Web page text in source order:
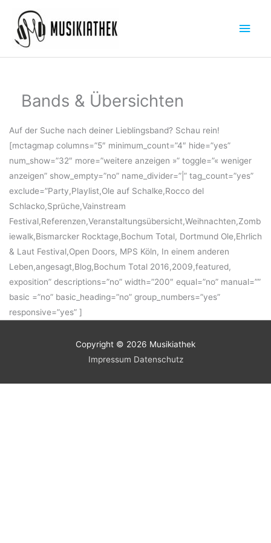
Inhalt
springen
Bands & Übersichten
Auf der Suche nach deiner Lieblingsband? Schau rein!
[mctagmap columns=”5″ minimum_count=”4″ hide=”yes”
num_show=”32″ more=”weitere anzeigen »” toggle=”« weniger
anzeigen” show_empty=”no” name_divider=”|” tag_count=”yes”
exclude=”Party,Playlist,Ole auf Schalke,Rocco del
Schlacko,Sprüche,Vainstream
Festival,Referenzen,Veranstaltungsübersicht,Weihnachten,Zomb
iewalk,Bismarcker Rocktage,Bochum Total, Dortmund Ole,Ehrlich
& Laut Festival,Open Doors, MPS Köln, In einem anderen
Leben,angesagt,Blog,Bochum Total 2016,2009,featured,
exposition” descriptions=”no” width=”200″ equal=”no” manual=””
basic =”no” basic_heading=”no” group_numbers=”yes”
responsive=”yes” ]
Copyright © 2026 Musikiathek
Impressum Datenschutz